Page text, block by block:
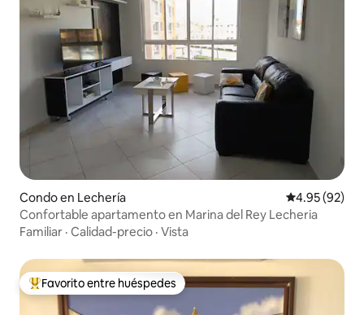
Condo en Lechería Calificación
4.95 (92)
Confortable apartamento en Marina del Rey Lecheria
Familiar · Calidad-precio · Vista
Favorito entre huéspedes preferido
Favorito entre huéspedes